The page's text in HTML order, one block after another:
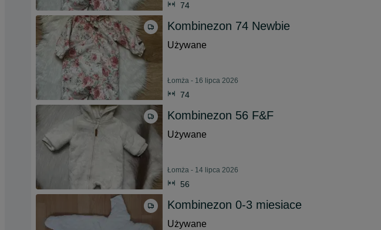
74
Kombinezon 74 Newbie
Używane
Łomża - 16 lipca 2026
74
Kombinezon 56 F&F
Używane
Łomża - 14 lipca 2026
56
Kombinezon 0-3 miesiace
Używane